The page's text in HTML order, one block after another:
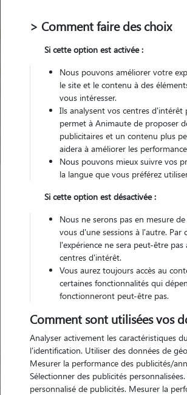
Pour quel animal ?
Trouver mon Pet
Domagné
Plus de 1 propriétaires
la garde de leur animal
Garde d'animaux
(35113)
Avis déposé par
03-2024 05:44
> Comment faire des choix
Si cette option est activée :
Nous pouvons améliorer votre
le site et le contenu à des
vous intéresser.
Ils analysent vos centres d'intérêt
permet à Animaute de proposer
publicitaires et un contenu plus
aidera à améliorer les
Nous pouvons mieux suivre vos
la langue que vous préférez
Si cette option est désactivée :
Nous ne serons pas en mesure
vous d'une sessions à l'autre. Par
l'expérience ne sera peut-être pas
centres d'intérêt.
Vous aurez toujours accès au
certaines fonctionnalités qui
fonctionneront peut-être pas.
Comment sont utilisées vos
Analyser activement les caractéristiques
l'identification. Utiliser des données de
Mesurer la performance des publicités/
Sélectionner des publicités
personnalisé de publicités. Mesurer la